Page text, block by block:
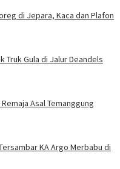
di Jepara, Kaca dan Plafon
Truk Gula di Jalur Deandels
Asal Temanggung
KA Argo Merbabu di